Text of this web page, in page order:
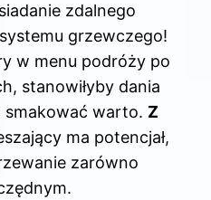
zdalnego
grzewczego!
w menu podróży po
stanowiłyby dania
warto. Z
ma potencjał,
zarówno